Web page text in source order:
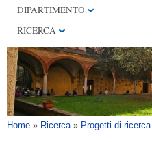
CENTRI DI RICERCA
BIBLIOTECHE
SERVIZI
SEM
DIPARTIMENTO
RICERCA
Tu sei qui
Home » Ricerca » Progetti di ricerca